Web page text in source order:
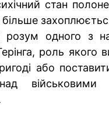
стан
більше
розум одного з
роль
або